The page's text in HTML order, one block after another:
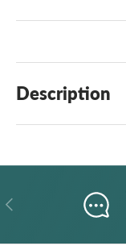
Description
Previous